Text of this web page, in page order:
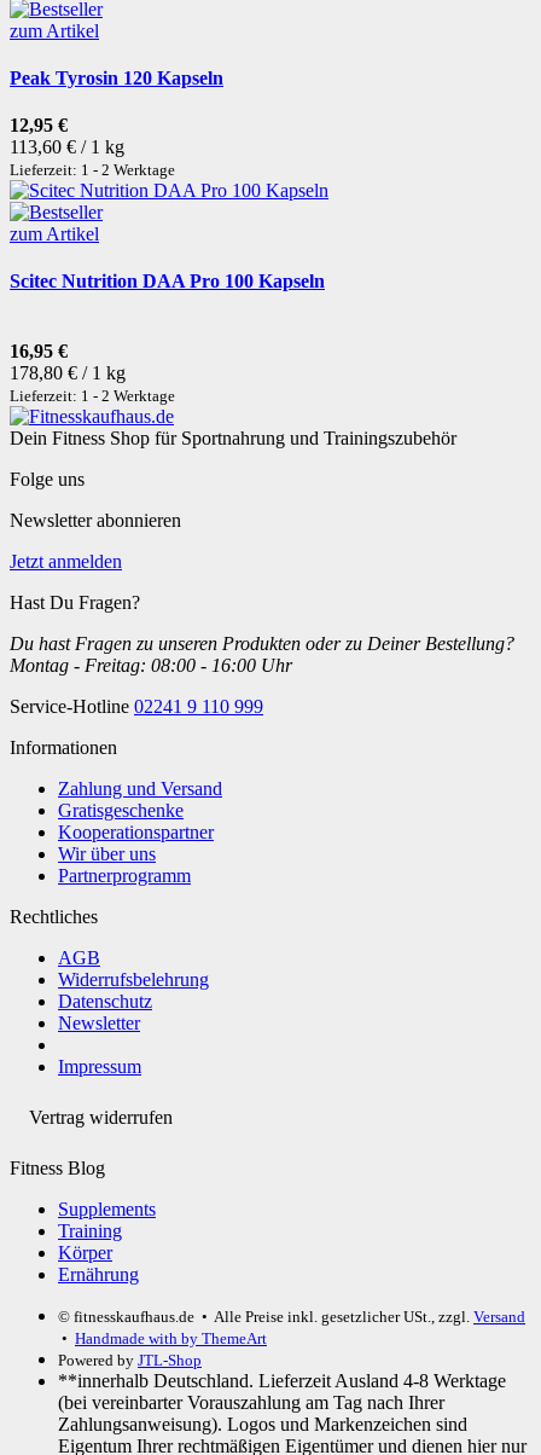
zum Artikel
Peak Tyrosin 120 Kapseln
12,95 €
113,60 € / 1 kg
Lieferzeit: 1 - 2 Werktage
zum Artikel
Scitec Nutrition DAA Pro 100 Kapseln
16,95 €
178,80 € / 1 kg
Lieferzeit: 1 - 2 Werktage
Dein Fitness Shop für Sportnahrung und Trainingszubehör
Folge uns
Newsletter abonnieren
Jetzt anmelden
Hast Du Fragen?
Du hast Fragen zu unseren Produkten oder zu Deiner Bestellung?
Montag - Freitag: 08:00 - 16:00 Uhr
Service-Hotline 02241 9 110 999
Informationen
Zahlung und Versand
Gratisgeschenke
Kooperationspartner
Wir über uns
Partnerprogramm
Rechtliches
AGB
Widerrufsbelehrung
Datenschutz
Newsletter
Impressum
Vertrag widerrufen
Fitness Blog
Supplements
Training
Körper
Ernährung
© fitnesskaufhaus.de • Alle Preise inkl. gesetzlicher USt., zzgl. Versand
• Handmade with by ThemeArt
Powered by JTL-Shop
**innerhalb Deutschland. Lieferzeit Ausland 4-8 Werktage
(bei vereinbarter Vorauszahlung am Tag nach Ihrer
Zahlungsanweisung). Logos und Markenzeichen sind
Eigentum Ihrer rechtmäßigen Eigentümer und dienen hier nur